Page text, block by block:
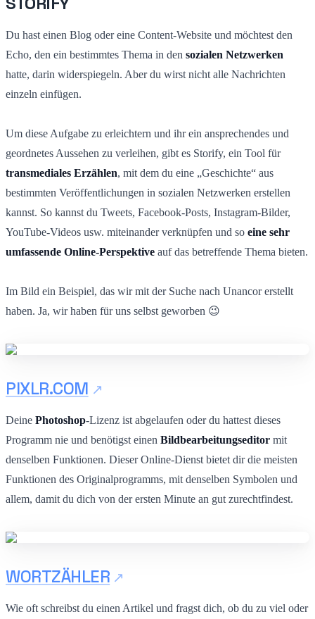
Du hast einen Blog oder eine Content-Website und möchtest den
Echo, den ein bestimmtes Thema in den sozialen Netzwerken
hatte, darin widerspiegeln. Aber du wirst nicht alle Nachrichten
einzeln einfügen.
Um diese Aufgabe zu erleichtern und ihr ein ansprechendes und
geordnetes Aussehen zu verleihen, gibt es Storify, ein Tool für
transmediales Erzählen, mit dem du eine „Geschichte“ aus
bestimmten Veröffentlichungen in sozialen Netzwerken erstellen
kannst. So kannst du Tweets, Facebook-Posts, Instagram-Bilder,
YouTube-Videos usw. miteinander verknüpfen und so eine sehr
umfassende Online-Perspektive auf das betreffende Thema bieten.
Im Bild ein Beispiel, das wir mit der Suche nach Unancor erstellt
haben. Ja, wir haben für uns selbst geworben 😉
PIXLR.COM
Deine Photoshop-Lizenz ist abgelaufen oder du hattest dieses
Programm nie und benötigst einen Bildbearbeitungseditor mit
denselben Funktionen. Dieser Online-Dienst bietet dir die meisten
Funktionen des Originalprogramms, mit denselben Symbolen und
allem, damit du dich von der ersten Minute an gut zurechtfindest.
WORTZÄHLER
Wie oft schreibst du einen Artikel und fragst dich, ob du zu viel oder